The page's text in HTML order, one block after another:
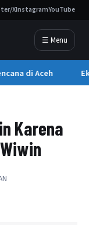
XInstagramYouTube
☰ Menu
di Aceh
Karena